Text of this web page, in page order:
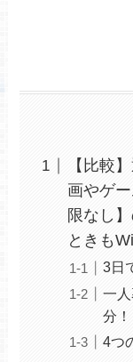
【比較
画やゲ
限なし
ときも
3日
一
分
4つ